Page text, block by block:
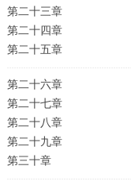
第二十三章
第二十四章
第二十五章
第二十六章
第二十七章
第二十八章
第二十九章
第三十章